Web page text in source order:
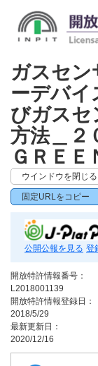
ガスセン
ーデバイ
びガスセ
方法＿２
ＧＲＥ
ウインドウを閉じる
固定URLをコピー
公開公報を見る 登
開放特許情報番号：
L2018001139
開放特許情報登録日：
2018/5/29
最新更新日：
2020/12/16